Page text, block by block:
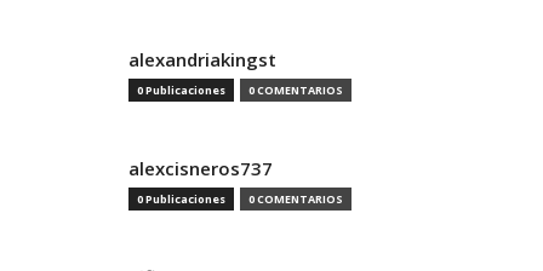
alexandriakingst
0 Publicaciones 0 COMENTARIOS
alexcisneros737
0 Publicaciones 0 COMENTARIOS